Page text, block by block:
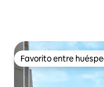
Favorito entre
Favorito entre